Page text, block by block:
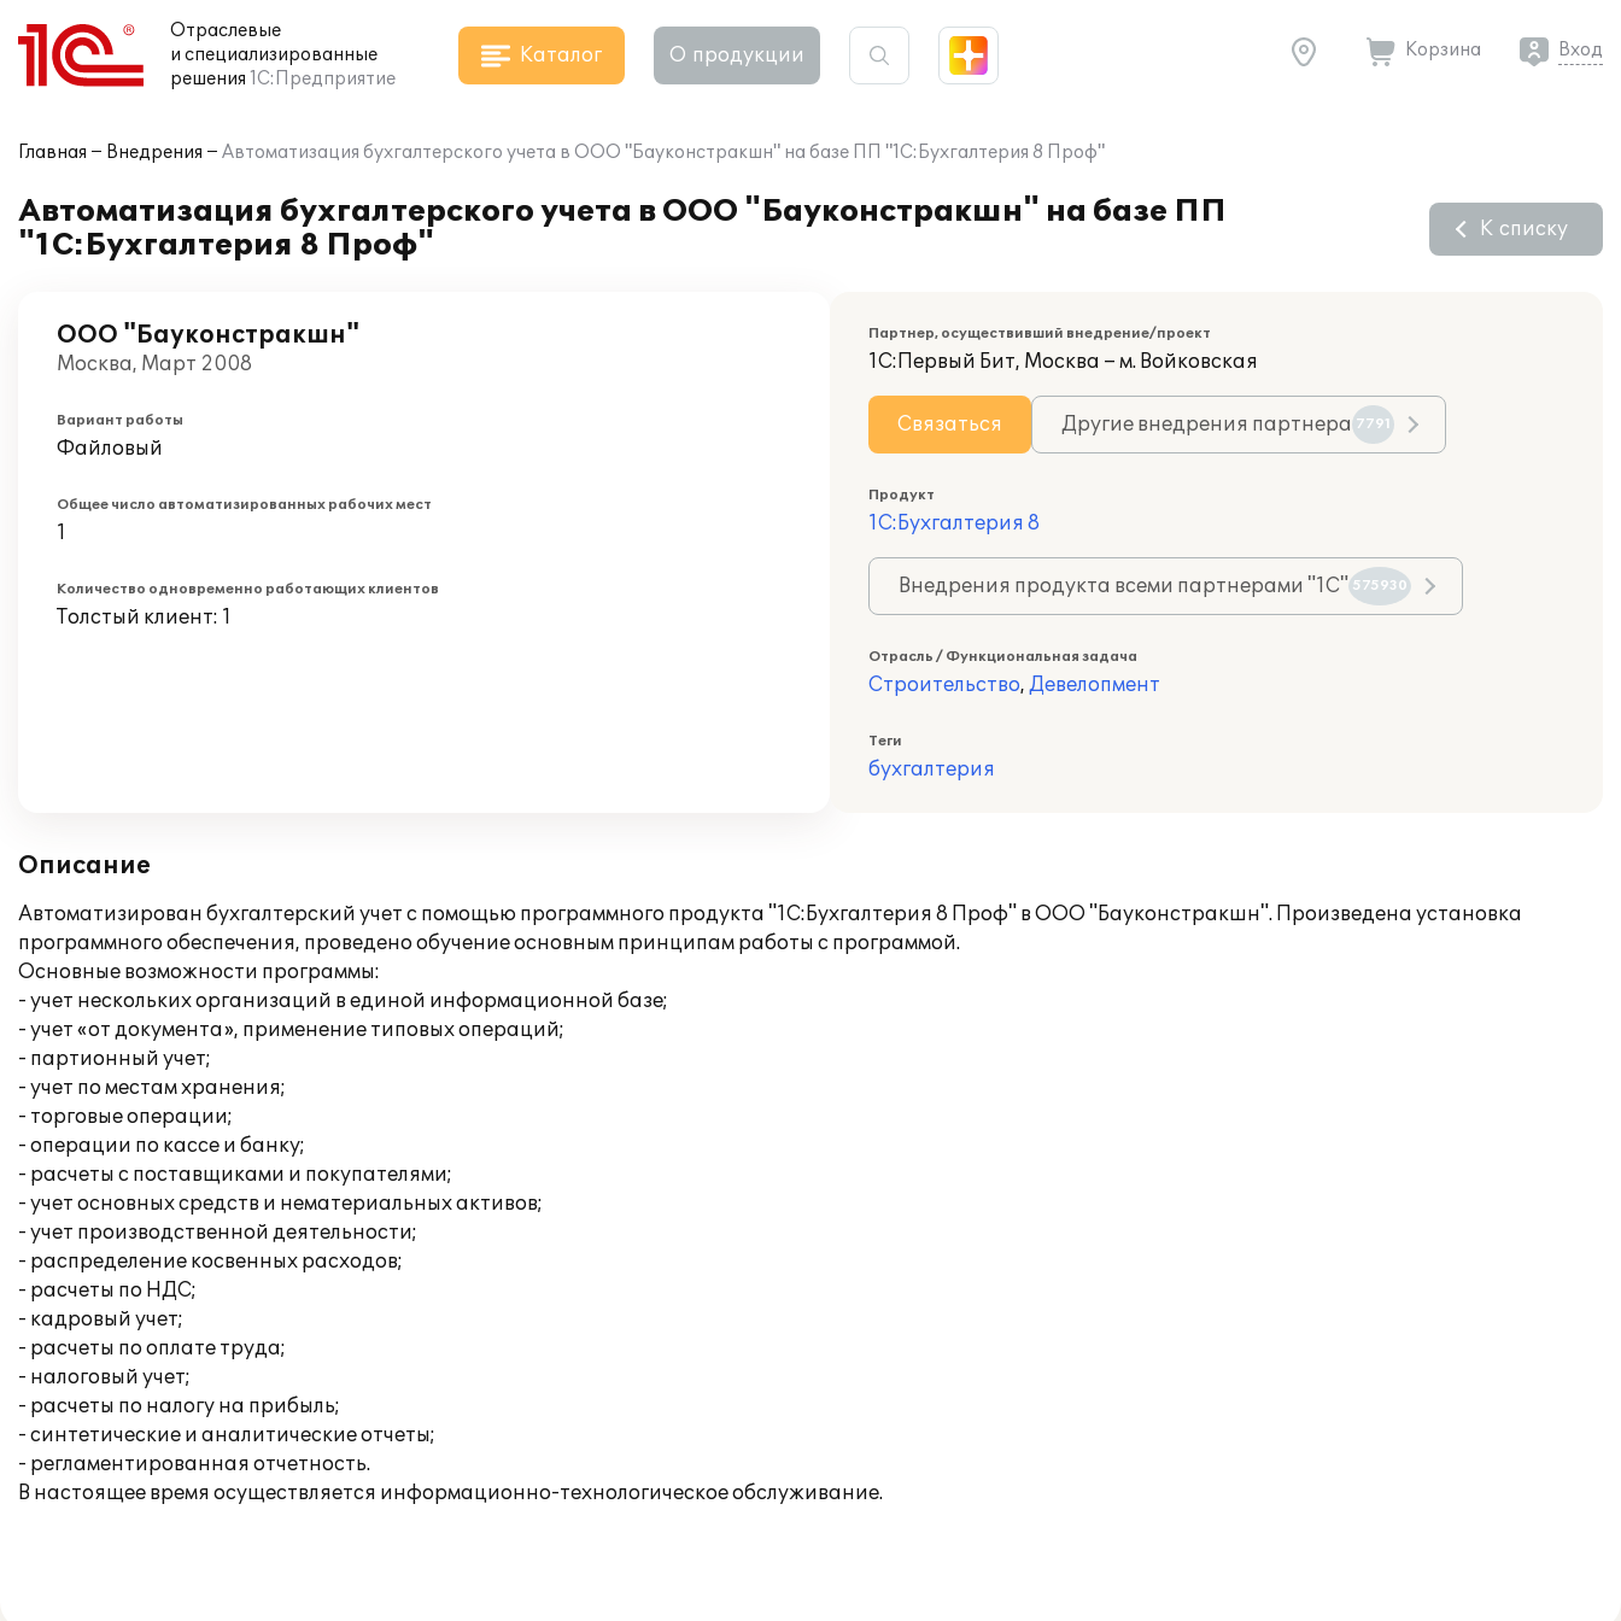
Отраслевые
и специализированные
решения 1С:Предприятие
Каталог О продукции Корзина Вход
Главная Внедрения Автоматизация бухгалтерского учета в ООО "Бауконстракшн" на базе ПП "1С:Бухгалтерия 8 Проф"
Автоматизация бухгалтерского учета в ООО "Бауконстракшн" на базе ПП
"1С:Бухгалтерия 8 Проф"
К списку
ООО "Бауконстракшн"
Москва, Март 2008
Вариант работы
Файловый
Общее число автоматизированных рабочих мест
1
Количество одновременно работающих клиентов
Толстый клиент: 1
Партнер, осуществивший внедрение/проект
1С:Первый Бит, Москва – м. Войковская
Связаться Другие внедрения партнера 7791
Продукт
1С:Бухгалтерия 8
Внедрения продукта всеми партнерами "1С" 575930
Отрасль / Функциональная задача
Строительство, Девелопмент
Теги
бухгалтерия
Описание
Автоматизирован бухгалтерский учет с помощью программного продукта "1С:Бухгалтерия 8 Проф" в ООО "Бауконстракшн". Произведена установка
программного обеспечения, проведено обучение основным принципам работы с программой.
Основные возможности программы:
- учет нескольких организаций в единой информационной базе;
- учет «от документа», применение типовых операций;
- партионный учет;
- учет по местам хранения;
- торговые операции;
- операции по кассе и банку;
- расчеты с поставщиками и покупателями;
- учет основных средств и нематериальных активов;
- учет производственной деятельности;
- распределение косвенных расходов;
- расчеты по НДС;
- кадровый учет;
- расчеты по оплате труда;
- налоговый учет;
- расчеты по налогу на прибыль;
- синтетические и аналитические отчеты;
- регламентированная отчетность.
В настоящее время осуществляется информационно-технологическое обслуживание.